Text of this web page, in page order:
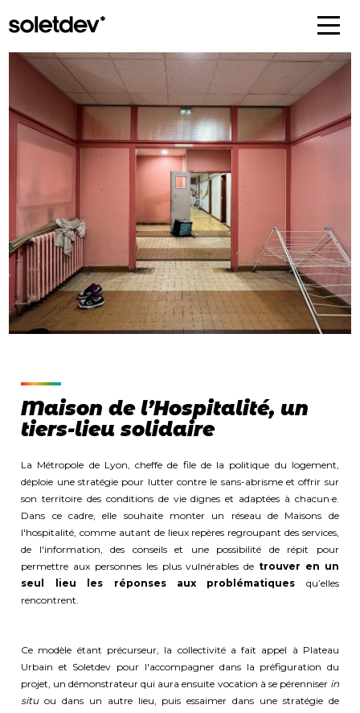
Maison de l’Hospitalité, un
tiers-lieu solidaire
La Métropole de Lyon, cheffe de file de la politique du logement,
déploie une stratégie pour lutter contre le sans-abrisme et offrir sur
son territoire des conditions de vie dignes et adaptées à chacun·e.
Dans ce cadre, elle souhaite monter un réseau de Maisons de
l'hospitalité, comme autant de lieux repères regroupant des services,
de l'information, des conseils et une possibilité de répit pour
permettre aux personnes les plus vulnérables de trouver en un
seul lieu les réponses aux problématiques qu’elles
rencontrent.
Ce modèle étant précurseur, la collectivité a fait appel à Plateau
Urbain et Soletdev pour l'accompagner dans la préfiguration du
projet, un démonstrateur qui aura ensuite vocation à se pérenniser in
situou dans un autre lieu, puis essaimer dans une stratégie de